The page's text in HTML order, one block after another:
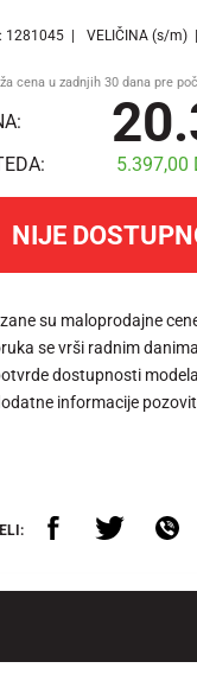
1281045 VELIČINA (s/m)
cena u zadnjih 30 dana pre
5.397,00
NIJE
su maloprodajne
se vrši radnim
dostupnosti
informacije